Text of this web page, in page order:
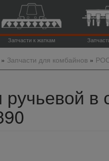
Запчасти к жаткам
Запчасти для комбайнов»
в